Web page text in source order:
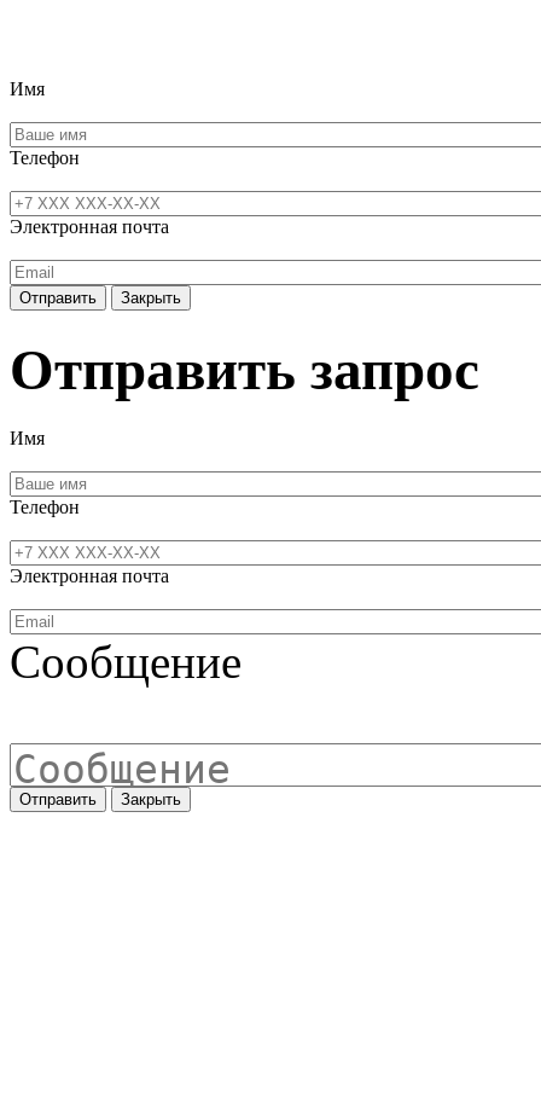
Имя
Телефон
Электронная почта
Отправить Закрыть
Отправить запрос
Имя
Телефон
Электронная почта
Сообщение
Отправить Закрыть